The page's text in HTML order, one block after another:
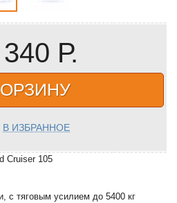
Р.
В ИЗБРАННОЕ
Cruiser 105
с тяговым усилием до 5400 кг